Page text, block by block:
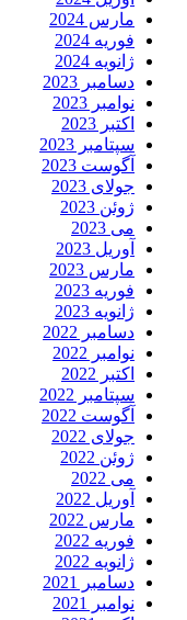
مارس 2024
فوریه 2024
ژانویه 2024
دسامبر 2023
نوامبر 2023
اکتبر 2023
سپتامبر 2023
آگوست 2023
جولای 2023
ژوئن 2023
می 2023
آوریل 2023
مارس 2023
فوریه 2023
ژانویه 2023
دسامبر 2022
نوامبر 2022
اکتبر 2022
سپتامبر 2022
آگوست 2022
جولای 2022
ژوئن 2022
می 2022
آوریل 2022
مارس 2022
فوریه 2022
ژانویه 2022
دسامبر 2021
نوامبر 2021